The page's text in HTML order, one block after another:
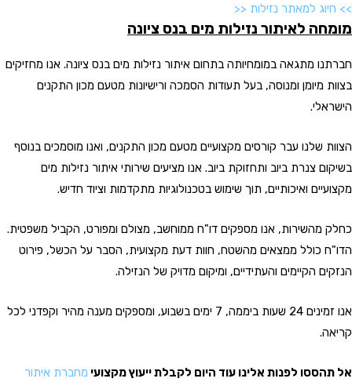
>> חיוג למאתר נזילות <<
מומחה לאיתור נזילות מים בנס ציונה
חברתנו מתגאה במומחיותה בתחום איתור נזילות מים בנס ציונה. אנו מחזיקים
בצוות מיומן ומנוסה, בעל תעודות הסמכה ורישיונות מטעם מכון התקנים
הישראלי.
הצוות שלנו עבר קורסים מקצועיים מטעם מכון התקנים, ואנו מוסמכים בנוסף
בשיקום צנרת ביוב ותחזוקת ביוב. אנו מציעים שירותי איתור נזילות מים
מקצועיים ואיכותיים, תוך שימוש בטכנולוגיות מתקדמות וציוד חדיש.
כחלק מהשירות, אנו מספקים דו"ח ממוחשב, מצולם ומפורט, הקביל משפטית.
הדו"ח כולל ממצאים מהשטח, חוות דעת מקצועית, הסבר על הכשל, פירוט
הנזקים הקיימים והעתידיים, ומיקום מדויק של הנזילה.
אנו זמינים 24 שעות ביממה, 7 ימים בשבוע, ומספקים מענה מהיר וקפדני לכל
קריאה.
אל תהססו לפנות אלינו עוד היום לקבלת ייעוץ מקצועי מחברת איתור